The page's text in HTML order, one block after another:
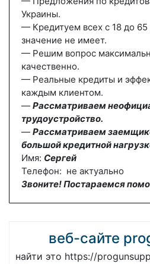
Украины.
— Кредитуем всех с 18 до 65
значение не имеет.
— Решим вопрос
качественно.
— Реальные кредиты и
каждым клиентом.
— Рассматриваем
трудоустройство.
— Рассматриваем
большой кредитной
Имя: Сергей
Телефон: не актуально
Звоните! Постараемся
веб-сайте
найти это https://